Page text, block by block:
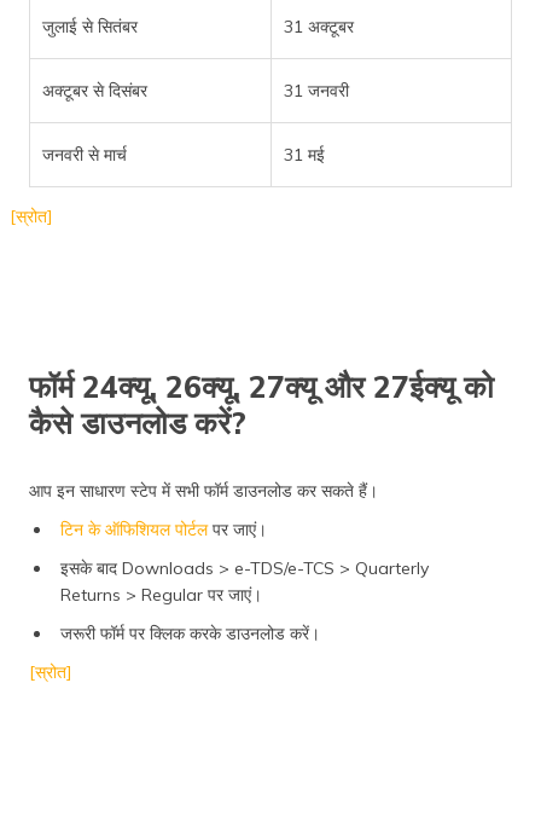
जुलाई से सितंबर 31 अक्टूबर
अक्टूबर से दिसंबर 31 जनवरी
जनवरी से मार्च 31 मई
[स्रोत]
फॉर्म 24क्यू, 26क्यू, 27क्यू और 27ईक्यू को
कैसे डाउनलोड करें?
आप इन साधारण स्टेप में सभी फॉर्म डाउनलोड कर सकते हैं।
टिन के ऑफिशियल पोर्टलपर जाएं।
इसके बाद Downloads > e-TDS/e-TCS > Quarterly
Returns > Regular पर जाएं।
जरूरी फॉर्म पर क्लिक करके डाउनलोड करें।
[स्रोत]